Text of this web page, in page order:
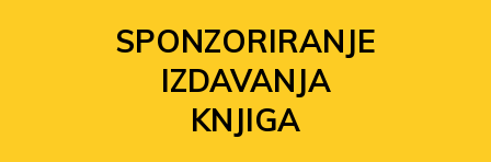
SPONZORIRANJE
IZDAVANJA
KNJIGA